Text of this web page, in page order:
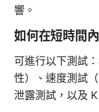
響。
如何在短時間
可進行以下測試
性）、速度測試
泄露測試，以及